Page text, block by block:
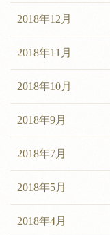
2018年12月
2018年11月
2018年10月
2018年9月
2018年7月
2018年5月
2018年4月